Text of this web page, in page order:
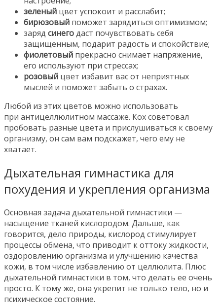
зеленый цвет успокоит и расслабит;
бирюзовый поможет зарядиться оптимизмом;
заряд синегодаст почувствовать себя
защищенным, подарит радость и спокойствие;
фиолетовый прекрасно снимает напряжение,
его используют при стрессах;
розовый цвет избавит вас от неприятных
мыслей и поможет забыть о страхах.
Любой из этих цветов можно использовать
при антицеллюлитном массаже. Кох советовал
пробовать разные цвета и прислушиваться к своему
организму, он сам вам подскажет, чего ему не
хватает.
Дыхательная гимнастика для
похудения и укрепления организма
Основная задача дыхательной гимнастики —
насыщение тканей кислородом. Дальше, как
говорится, дело природы, кислород стимулирует
процессы обмена, что приводит к оттоку жидкости,
оздоровлению организма и улучшению качества
кожи, в том числе избавлению от целлюлита. Плюс
дыхательной гимнастики в том, что делать ее очень
просто. К тому же, она укрепит не только тело, но и
психическое состояние.